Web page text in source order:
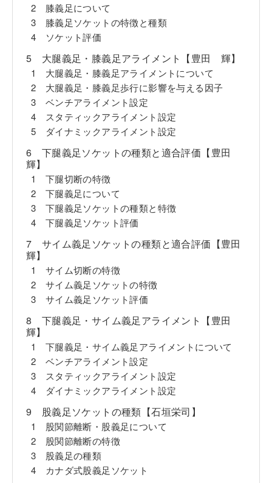
2 膝義足について
3 膝義足ソケットの特徴と種類
4 ソケット評価
5 大腿義足・膝義足アライメント【豊田 輝】
1 大腿義足・膝義足アライメントについて
2 大腿義足・膝義足歩行に影響を与える因子
3 ベンチアライメント設定
4 スタティックアライメント設定
5 ダイナミックアライメント設定
6 下腿義足ソケットの種類と適合評価【豊田
輝】
1 下腿切断の特徴
2 下腿義足について
3 下腿義足ソケットの種類と特徴
4 下腿義足ソケット評価
7 サイム義足ソケットの種類と適合評価【豊田
輝】
1 サイム切断の特徴
2 サイム義足ソケットの特徴
3 サイム義足ソケット評価
8 下腿義足・サイム義足アライメント【豊田
輝】
1 下腿義足・サイム義足アライメントについて
2 ベンチアライメント設定
3 スタティックアライメント設定
4 ダイナミックアライメント設定
9 股義足ソケットの種類【石垣栄司】
1 股関節離断・股義足について
2 股関節離断の特徴
3 股義足の種類
4 カナダ式股義足ソケット